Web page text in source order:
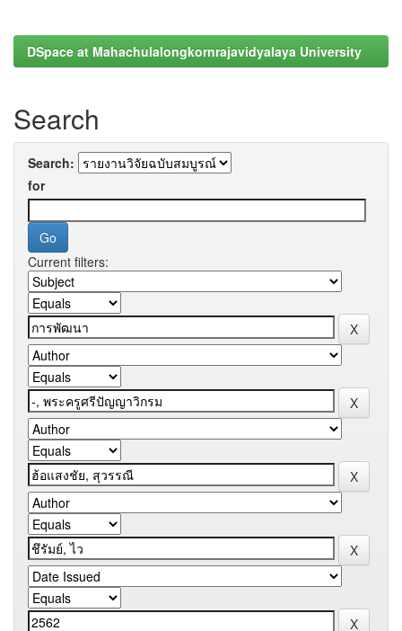
DSpace at Mahachulalongkornrajavidyalaya University
Search
Search:
for
Current filters: